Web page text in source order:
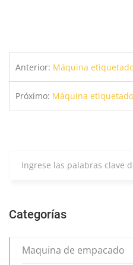
Anterior: Máquina etiquetadora de
Próximo: Máquina
Categorías
Maquina de empacado